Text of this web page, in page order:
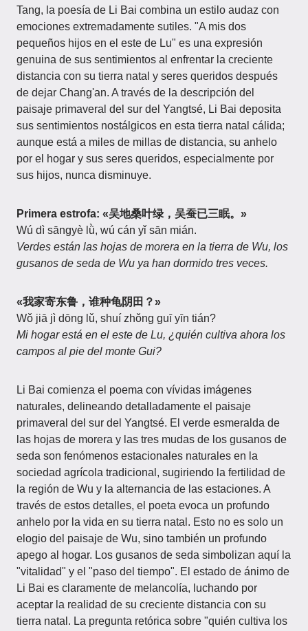
Tang, la poesía de Li Bai combina un estilo audaz con
emociones extremadamente sutiles. "A mis dos
pequeños hijos en el este de Lu" es una expresión
genuina de sus sentimientos al enfrentar la creciente
distancia con su tierra natal y seres queridos después
de dejar Chang'an. A través de la descripción del
paisaje primaveral del sur del Yangtsé, Li Bai deposita
sus sentimientos nostálgicos en esta tierra natal cálida;
aunque está a miles de millas de distancia, su anhelo
por el hogar y sus seres queridos, especialmente por
sus hijos, nunca disminuye.
Primera estrofa: «吴地桑叶绿，吴蚕已三眠。»
Wú dì sāngyè lǜ, wú cán yǐ sān mián.
Verdes están las hojas de morera en la tierra de Wu, los
gusanos de seda de Wu ya han dormido tres veces.
«我家寄东鲁，谁种龟阴田？»
Wǒ jiā jì dōng lǔ, shuí zhǒng guī yīn tián?
Mi hogar está en el este de Lu, ¿quién cultiva ahora los
campos al pie del monte Gui?
Li Bai comienza el poema con vívidas imágenes
naturales, delineando detalladamente el paisaje
primaveral del sur del Yangtsé. El verde esmeralda de
las hojas de morera y las tres mudas de los gusanos de
seda son fenómenos estacionales naturales en la
sociedad agrícola tradicional, sugiriendo la fertilidad de
la región de Wu y la alternancia de las estaciones. A
través de estos detalles, el poeta evoca un profundo
anhelo por la vida en su tierra natal. Esto no es solo un
elogio del paisaje de Wu, sino también un profundo
apego al hogar. Los gusanos de seda simbolizan aquí la
"vitalidad" y el "paso del tiempo". El estado de ánimo de
Li Bai es claramente de melancolía, luchando por
aceptar la realidad de su creciente distancia con su
tierra natal. La pregunta retórica sobre "quién cultiva los